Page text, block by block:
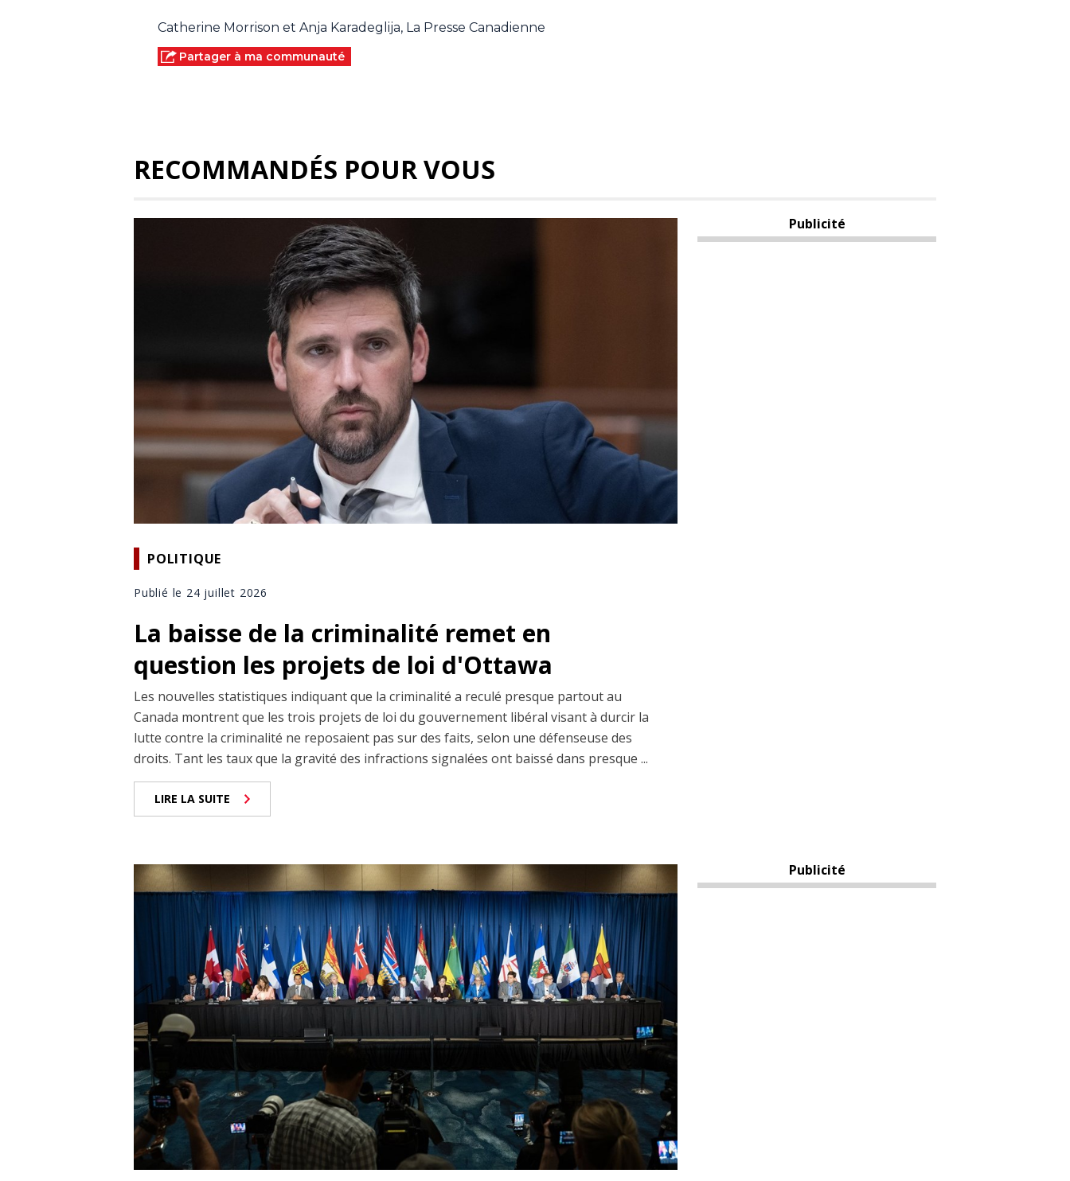
Catherine Morrison et Anja Karadeglija, La Presse Canadienne
Partager à ma communauté
RECOMMANDÉS POUR VOUS
POLITIQUE
Publié le 24 juillet 2026
La baisse de la criminalité remet en
question les projets de loi d'Ottawa
Les nouvelles statistiques indiquant que la criminalité a reculé presque partout au
Canada montrent que les trois projets de loi du gouvernement libéral visant à durcir la
lutte contre la criminalité ne reposaient pas sur des faits, selon une défenseuse des
droits. Tant les taux que la gravité des infractions signalées ont baissé dans presque ...
LIRE LA SUITE
Publicité
Publicité